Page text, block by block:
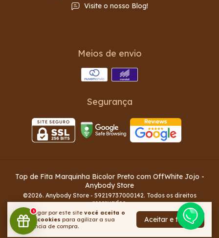
Ao navegar por este site você aceita o
uso de cookies para agilizar a sua
experiência de compra.
Aceitar e fechar
Visite o nosso Blog!
Meios de envio
Segurança
Top de Fita Marquinha Bicolor Preto com OffWhite Jojo -
Anybody Store
©2026. Anybody Store - 59219737000142. Todos os direitos
reservados.
1